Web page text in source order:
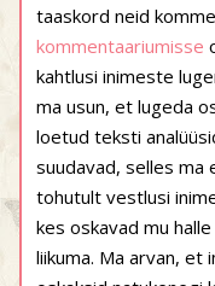
taaskord neid
kommentaariumisse
kahtlusi inimeste
ma usun, et lugeda
loetud teksti
suudavad, selles ma
tohutult vestlusi
kes oskavad mu
liikuma. Ma arvan, et